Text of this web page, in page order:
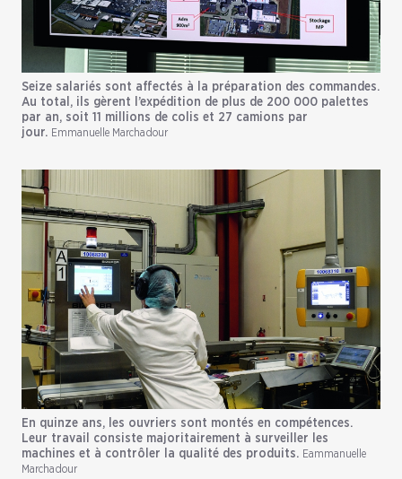
Seize salariés sont affectés à la préparation des commandes.
Au total, ils gèrent l’expédition de plus de 200 000 palettes
par an, soit 11 millions de colis et 27 camions par
jour. Emmanuelle Marchadour
En quinze ans, les ouvriers sont montés en compétences.
Leur travail consiste majoritairement à surveiller les
machines et à contrôler la qualité des produits. Eammanuelle
Marchadour